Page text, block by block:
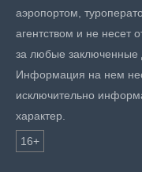
аэропортом,
агентством и не несет
за любые заключенные
Информация на нем
исключительно
характер.
16+